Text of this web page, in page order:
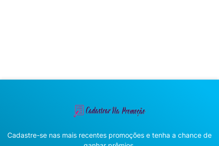
Cadastre-se nas mais recentes promoções e tenha a chance de